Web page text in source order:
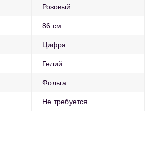
Розовый
86 см
Цифра
Гелий
Фольга
Не требуется